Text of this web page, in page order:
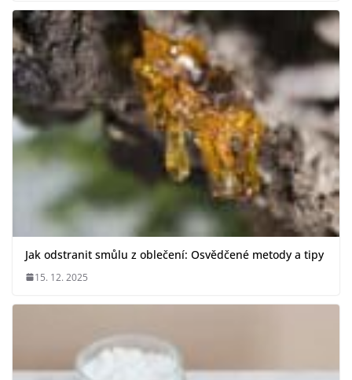
Jak odstranit smůlu z oblečení: Osvědčené metody a tipy
15. 12. 2025